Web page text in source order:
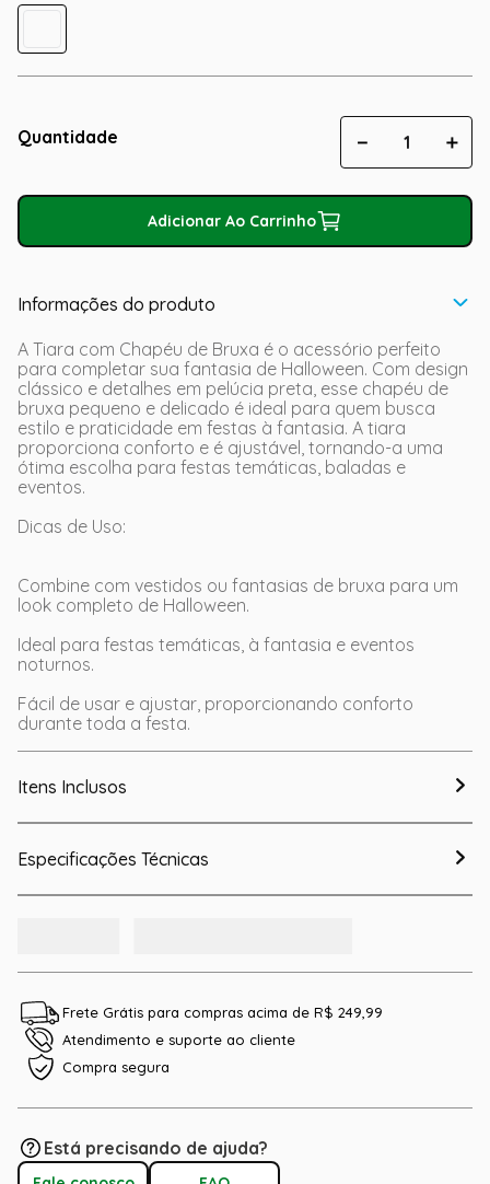
Quantidade ＋
－
Adicionar Ao Carrinho
Informações do produto
A Tiara com Chapéu de Bruxa é o acessório perfeito
para completar sua fantasia de Halloween. Com design
clássico e detalhes em pelúcia preta, esse chapéu de
bruxa pequeno e delicado é ideal para quem busca
estilo e praticidade em festas à fantasia. A tiara
proporciona conforto e é ajustável, tornando-a uma
ótima escolha para festas temáticas, baladas e
eventos.
Dicas de Uso:
Combine com vestidos ou fantasias de bruxa para um
look completo de Halloween.
Ideal para festas temáticas, à fantasia e eventos
noturnos.
Fácil de usar e ajustar, proporcionando conforto
durante toda a festa.
Itens Inclusos
Especificações Técnicas
Frete Grátis para compras acima de R$ 249,99
Atendimento e suporte ao cliente
Compra segura
Está precisando de ajuda?